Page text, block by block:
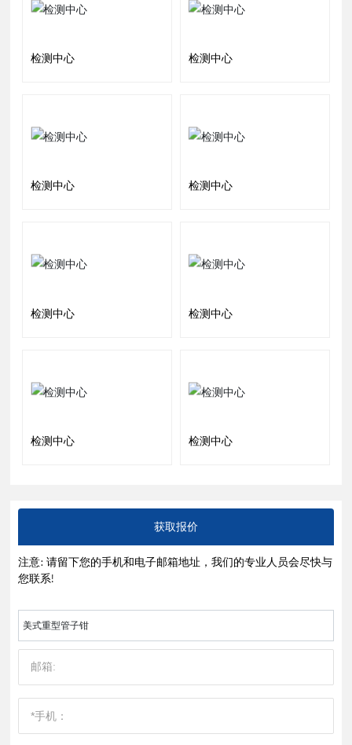
检测中心 检测中心
检测中心 检测中心
检测中心 检测中心
检测中心 检测中心
获取报价
注意: 请留下您的手机和电子邮箱地址，我们的专业人员会尽快与
您联系!
美式重型管子钳